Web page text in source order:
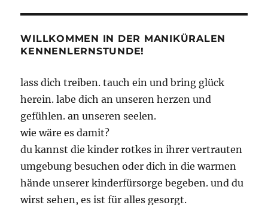
WILLKOMMEN IN DER MANIKÜRALEN
KENNENLERNSTUNDE!
lass dich treiben. tauch ein und bring glück
herein. labe dich an unseren herzen und
gefühlen. an unseren seelen.
wie wäre es damit?
du kannst die kinder rotkes in ihrer vertrauten
umgebung besuchen oder dich in die warmen
hände unserer kinderfürsorge begeben. und du
wirst sehen, es ist für alles gesorgt.